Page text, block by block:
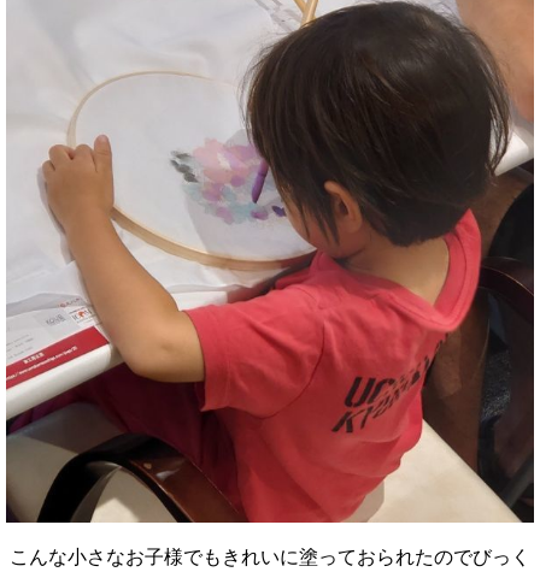
こんな小さなお子様でもきれいに塗っておられたのでびっく